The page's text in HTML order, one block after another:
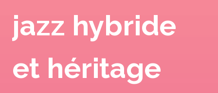
jazz hybride
et héritage